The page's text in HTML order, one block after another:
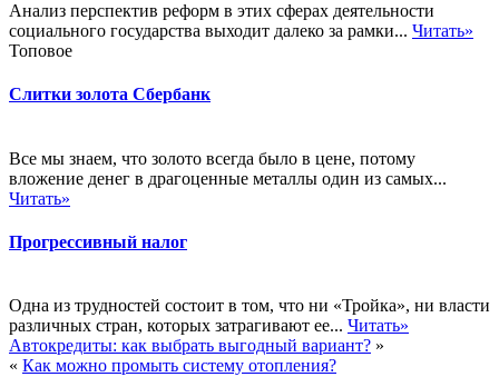
Анализ перспектив реформ в этих сферах деятельности
социального государства выходит далеко за рамки... Читать»
Топовое
Слитки золота Сбербанк
Все мы знаем, что золото всегда было в цене, потому
вложение денег в драгоценные металлы один из самых...
Читать»
Прогрессивный налог
Одна из трудностей состоит в том, что ни «Тройка», ни власти
различных стран, которых затрагивают ее... Читать»
Автокредиты: как выбрать выгодный вариант? »
« Как можно промыть систему отопления?